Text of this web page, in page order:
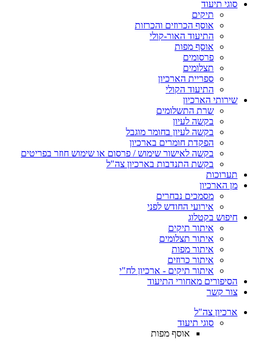
סוגי תיעוד
תיקים
אוסף הכרוזים והכרזות
התיעוד האור-קולי
אוסף מפות
פרסומים
תצלומים
ספריית הארכיון
התיעוד הקולי
שירותי הארכיון
שרת התשלומים
בקשה לעיון
בקשה לעיון בחומר מוגבל
הפקדת חומרים בארכיון
בקשה לאישור שימוש / פרסום או שימוש חוזר בפריטים
בקשת התנדבות בארכיון צה"ל
תערוכות
מן הארכיון
מסמכים נבחרים
אירועי החודש לפני
חיפוש בקטלוג
איתור תיקים
איתור תצלומים
איתור מפות
איתור כרוזים
איתור תיקים - ארכיון לח"י
הסיפורים מאחורי התיעוד
צור קשר
ארכיון צה"ל
סוגי תיעוד
אוסף מפות